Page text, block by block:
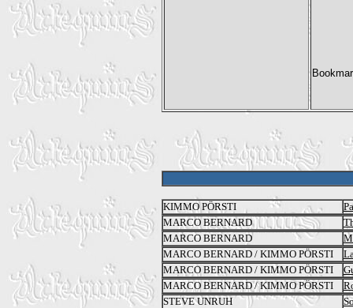
KIMMO PÖRSTI
MARCO BERNARD
MARCO BERNARD
MARCO BERNARD / KIMMO PÖRSTI
MARCO BERNARD / KIMMO PÖRSTI
MARCO BERNARD / KIMMO PÖRSTI
STEVE UNRUH